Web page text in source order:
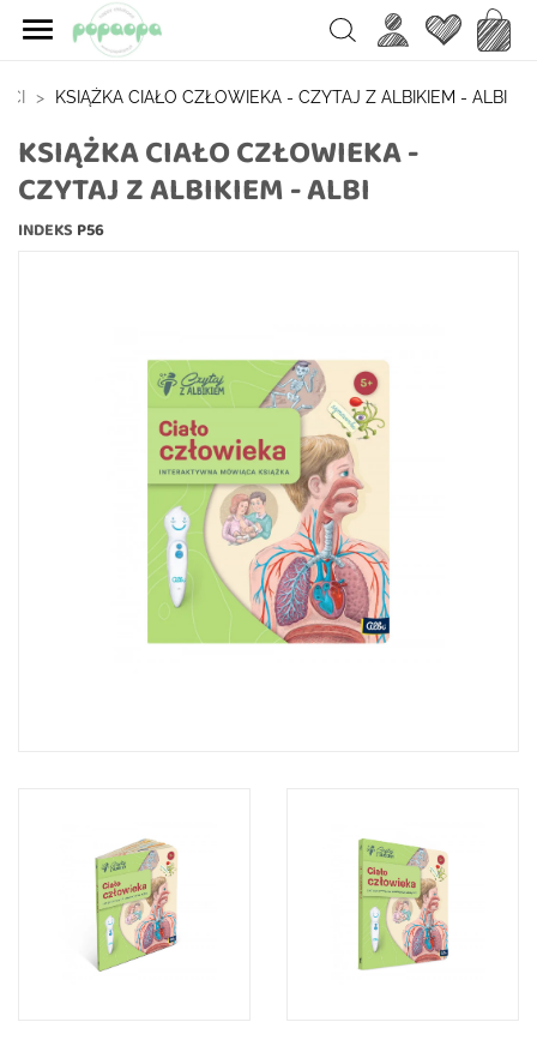
 Search Ulubione
KSIĄŻKA CIAŁO CZŁOWIEKA - CZYTAJ Z ALBIKIEM - ALBI
KSIĄŻKA CIAŁO CZŁOWIEKA -
CZYTAJ Z ALBIKIEM - ALBI
INDEKS P56